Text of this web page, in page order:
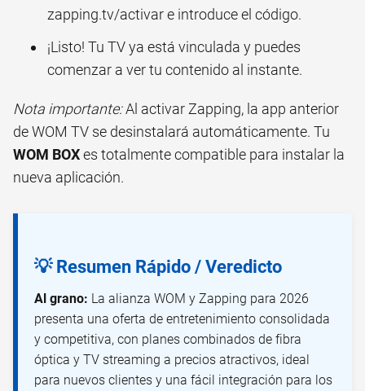
zapping.tv/activar e introduce el código.
¡Listo! Tu TV ya está vinculada y puedes
comenzar a ver tu contenido al instante.
Nota importante:Al activar Zapping, la app anterior
de WOM TV se desinstalará automáticamente. Tu
WOM BOXes totalmente compatible para instalar la
nueva aplicación.
💡 Resumen Rápido / Veredicto
Al grano: La alianza WOM y Zapping para 2026
presenta una oferta de entretenimiento consolidada
y competitiva, con planes combinados de fibra
óptica y TV streaming a precios atractivos, ideal
para nuevos clientes y una fácil integración para los